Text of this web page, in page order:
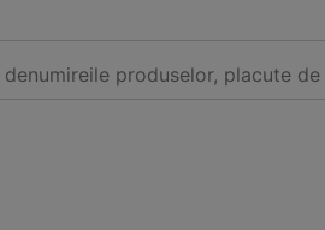
produselor, placute